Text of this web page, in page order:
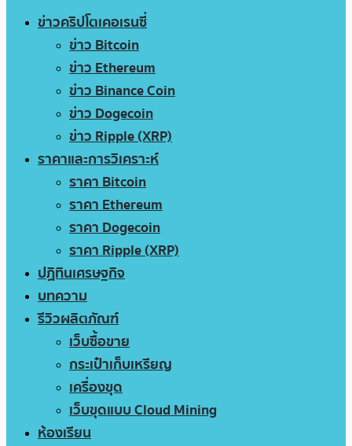
ข่าวคริปโตเคอเรนซี่
ข่าว Bitcoin
ข่าว Ethereum
ข่าว Binance Coin
ข่าว Dogecoin
ข่าว Ripple (XRP)
ราคาและการวิเคราะห์
ราคา Bitcoin
ราคา Ethereum
ราคา Dogecoin
ราคา Ripple (XRP)
ปฏิทินเศรษฐกิจ
บทความ
รีวิวผลิตภัณฑ์
เว็บซื้อขาย
กระเป๋าเก็บเหรียญ
เครื่องขุด
เว็บขุดแบบ Cloud Mining
ห้องเรียน